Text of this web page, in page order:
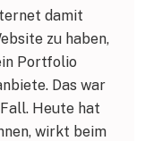
damit
zu haben,
Portfolio
Das war
Heute hat
wirkt beim